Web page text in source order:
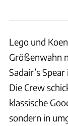
Lego und
Größenwahn
Sadair’s
Die Crew
klassische
sondern in